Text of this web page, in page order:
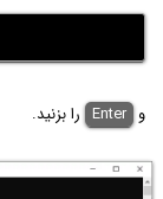
و Enter را بزنید.